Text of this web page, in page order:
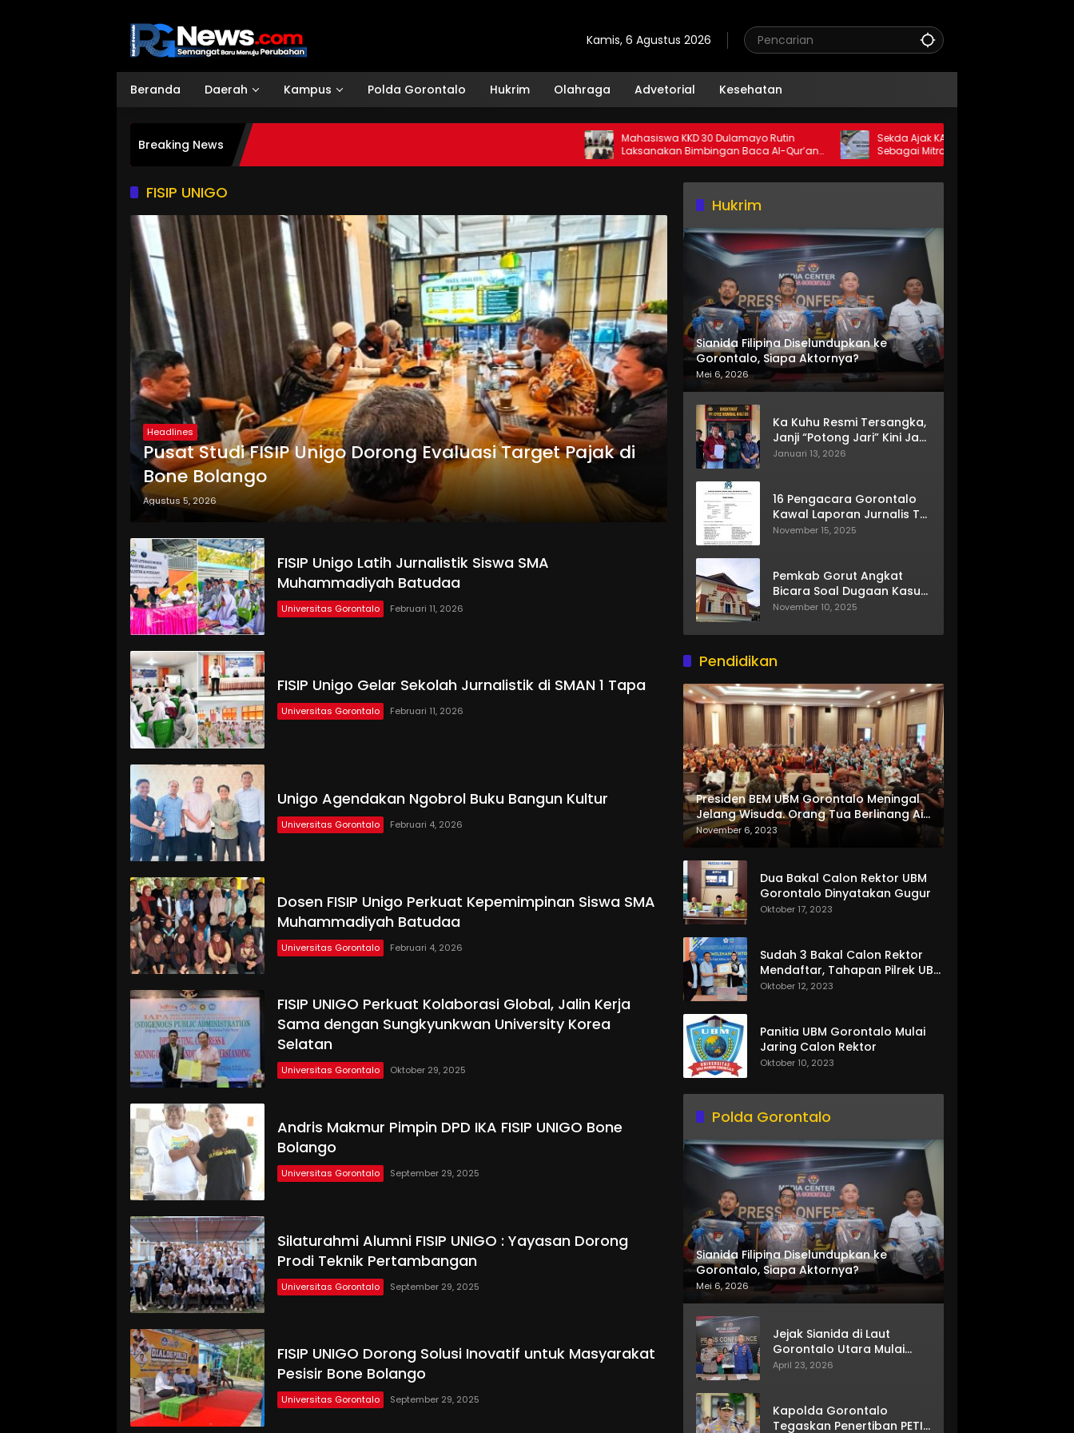
Kamis, 6 Agustus 2026
Beranda Daerah Kampus Polda Gorontalo Hukrim Olahraga Advetorial Kesehatan
Breaking News
Mahasiswa KKD 30 Dulamayo Rutin
Laksanakan Bimbingan Baca Al-Qur’an
bagi Santri TPQ Fastabiqul Khairat
Sekda Ajak KAHMI Perkuat Sinergi
Sebagai Mitra Pemerintah
FISIP UNIGO
Headlines
Pusat Studi FISIP Unigo Dorong Evaluasi Target Pajak di
Bone Bolango
Agustus 5, 2026
FISIP Unigo Latih Jurnalistik Siswa SMA
Muhammadiyah Batudaa
Universitas Gorontalo Februari 11, 2026
FISIP Unigo Gelar Sekolah Jurnalistik di SMAN 1 Tapa
Universitas Gorontalo Februari 11, 2026
Unigo Agendakan Ngobrol Buku Bangun Kultur
Universitas Gorontalo Februari 4, 2026
Dosen FISIP Unigo Perkuat Kepemimpinan Siswa SMA
Muhammadiyah Batudaa
Universitas Gorontalo Februari 4, 2026
FISIP UNIGO Perkuat Kolaborasi Global, Jalin Kerja
Sama dengan Sungkyunkwan University Korea
Selatan
Universitas Gorontalo Oktober 29, 2025
Andris Makmur Pimpin DPD IKA FISIP UNIGO Bone
Bolango
Universitas Gorontalo September 29, 2025
Silaturahmi Alumni FISIP UNIGO : Yayasan Dorong
Prodi Teknik Pertambangan
Universitas Gorontalo September 29, 2025
FISIP UNIGO Dorong Solusi Inovatif untuk Masyarakat
Pesisir Bone Bolango
Universitas Gorontalo September 29, 2025
Hukrim
Sianida Filipina Diselundupkan ke
Gorontalo, Siapa Aktornya?
Mei 6, 2026
Ka Kuhu Resmi Tersangka,
Janji “Potong Jari” Kini Jadi
Bumerang
Januari 13, 2026
16 Pengacara Gorontalo
Kawal Laporan Jurnalis TV
One
November 15, 2025
Pemkab Gorut Angkat
Bicara Soal Dugaan Kasus
Asusila Oknum ASN
November 10, 2025
Pendidikan
Presiden BEM UBM Gorontalo Meningal
Jelang Wisuda. Orang Tua Berlinang Air
Mata Menerima SKL dan Pemasangan
Salempang
November 6, 2023
Dua Bakal Calon Rektor UBM
Gorontalo Dinyatakan Gugur
Oktober 17, 2023
Sudah 3 Bakal Calon Rektor
Mendaftar, Tahapan Pilrek UBM
Gorontalo Makin Seru
Oktober 12, 2023
Panitia UBM Gorontalo Mulai
Jaring Calon Rektor
Oktober 10, 2023
Polda Gorontalo
Sianida Filipina Diselundupkan ke
Gorontalo, Siapa Aktornya?
Mei 6, 2026
Jejak Sianida di Laut
Gorontalo Utara Mulai
Terkuak
April 23, 2026
Kapolda Gorontalo
Tegaskan Penertiban PETI